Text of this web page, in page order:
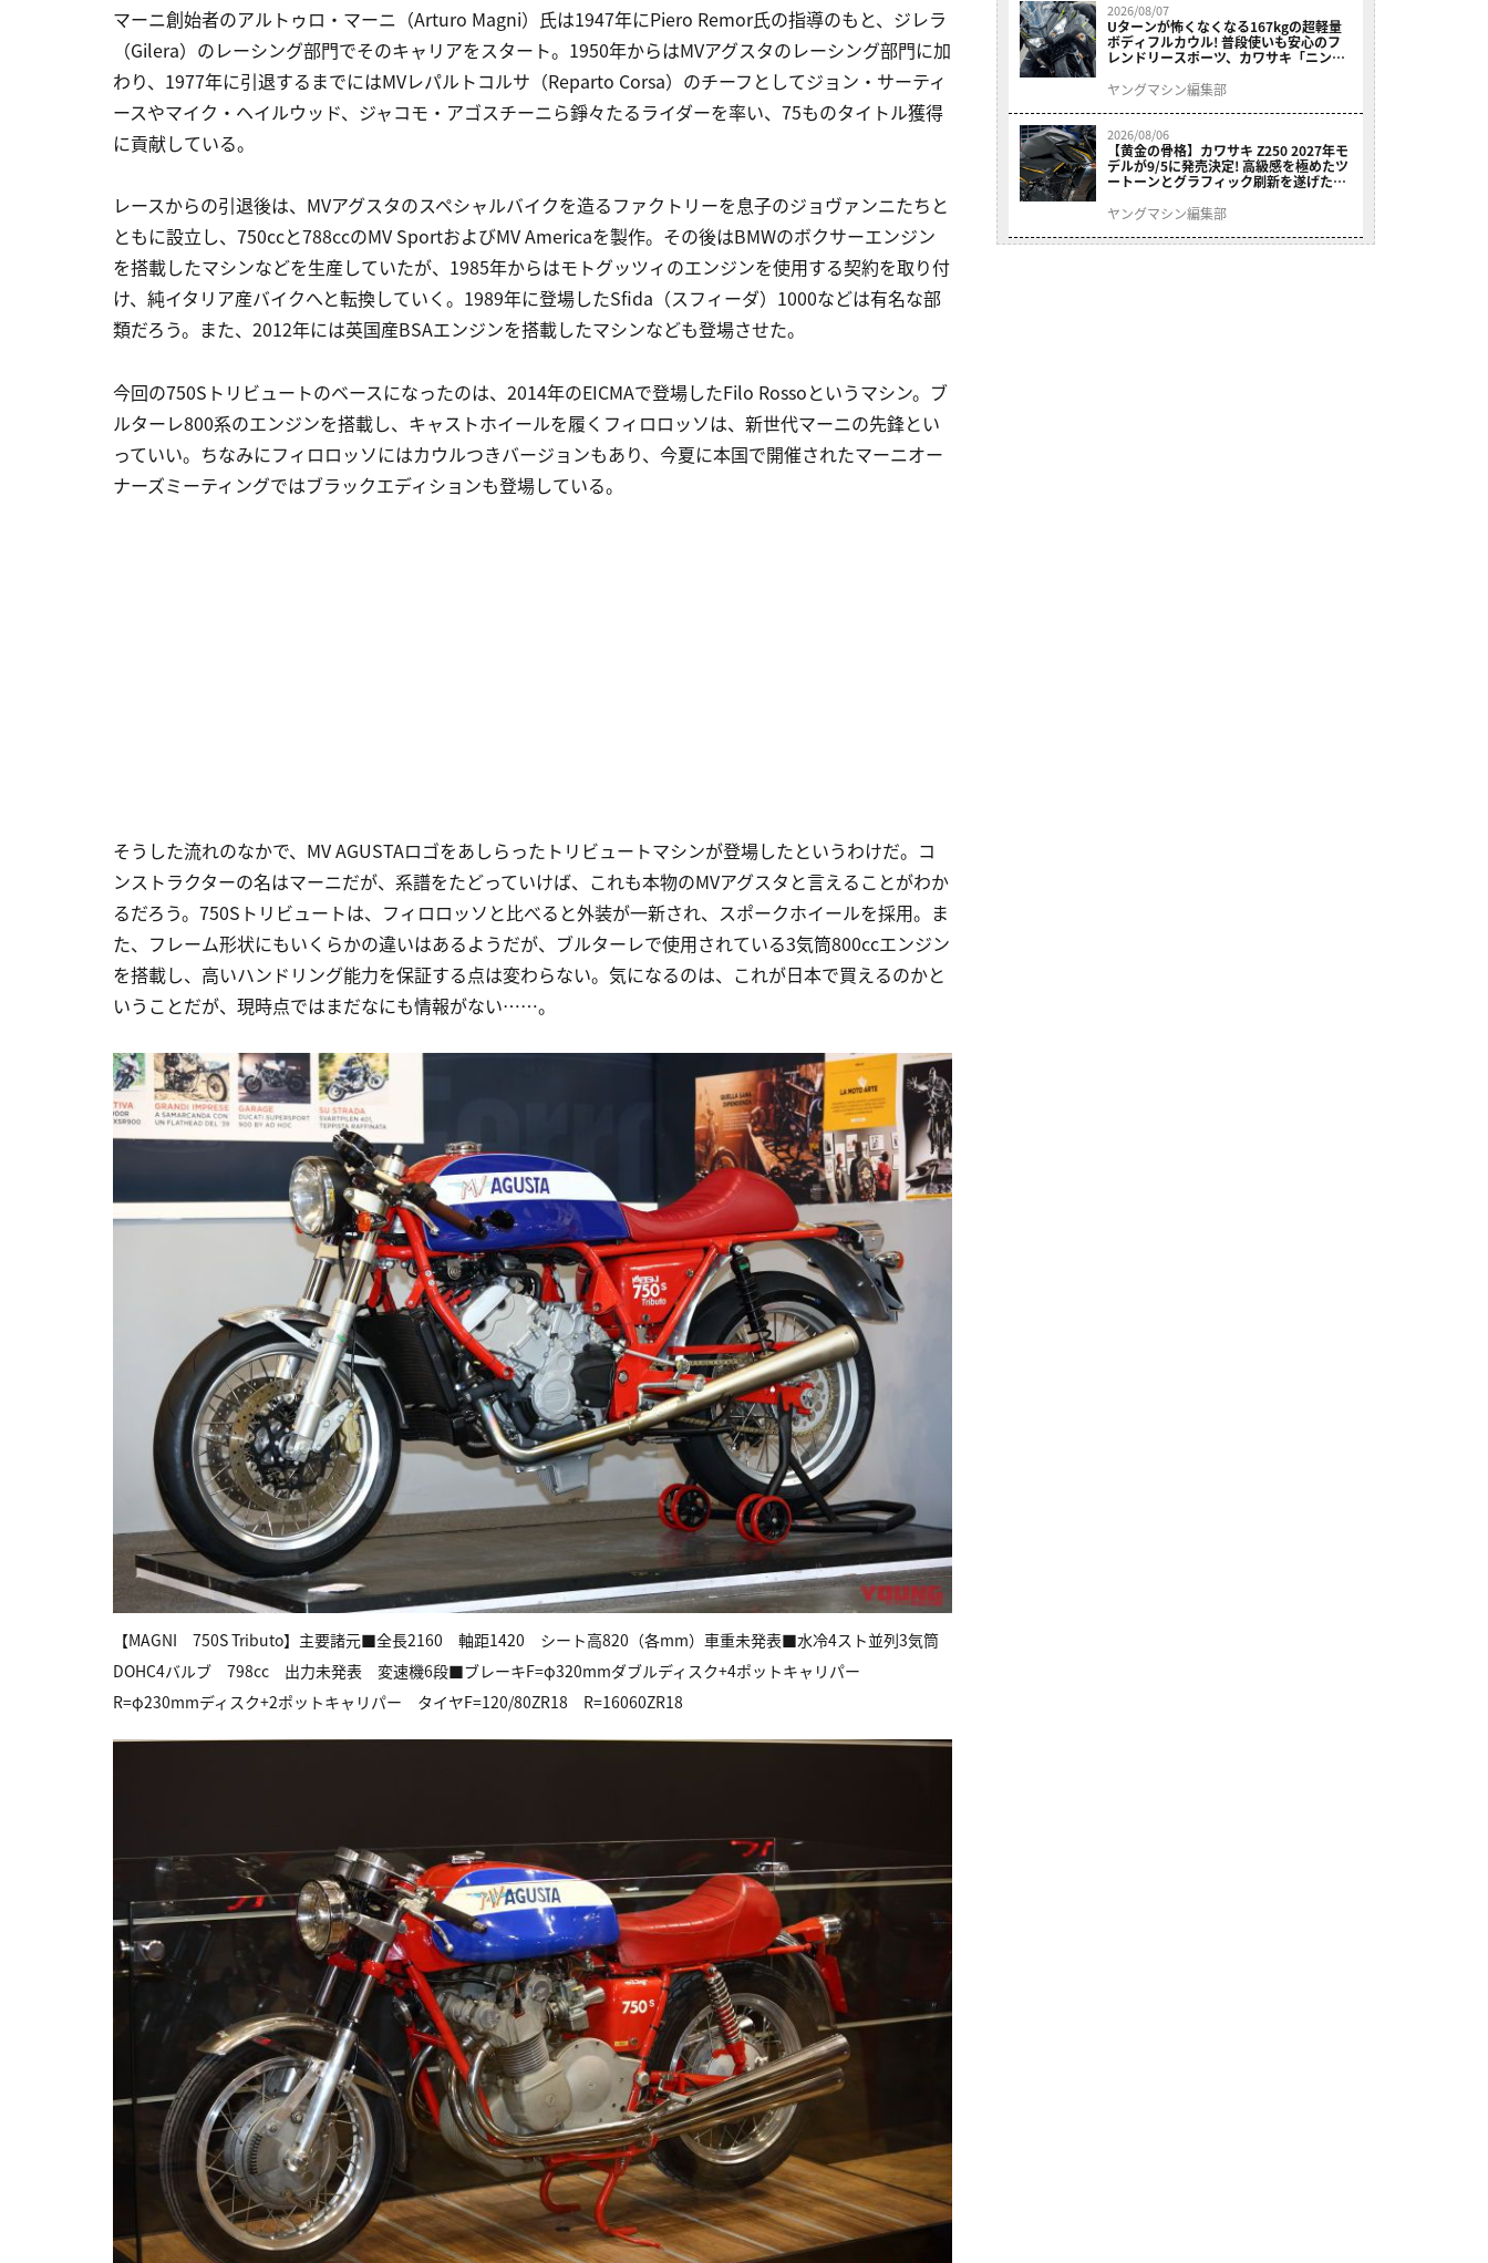
マーニ創始者のアルトゥロ・マーニ（Arturo Magni）氏は1947年にPiero Remor氏の指導のもと、ジレラ
（Gilera）のレーシング部門でそのキャリアをスタート。1950年からはMVアグスタのレーシング部門に加
わり、1977年に引退するまでにはMVレパルトコルサ（Reparto Corsa）のチーフとしてジョン・サーティ
ースやマイク・ヘイルウッド、ジャコモ・アゴスチーニら錚々たるライダーを率い、75ものタイトル獲得
に貢献している。
レースからの引退後は、MVアグスタのスペシャルバイクを造るファクトリーを息子のジョヴァンニたちと
ともに設立し、750ccと788ccのMV SportおよびMV Americaを製作。その後はBMWのボクサーエンジン
を搭載したマシンなどを生産していたが、1985年からはモトグッツィのエンジンを使用する契約を取り付
け、純イタリア産バイクへと転換していく。1989年に登場したSfida（スフィーダ）1000などは有名な部
類だろう。また、2012年には英国産BSAエンジンを搭載したマシンなども登場させた。
今回の750Sトリビュートのベースになったのは、2014年のEICMAで登場したFilo Rossoというマシン。ブ
ルターレ800系のエンジンを搭載し、キャストホイールを履くフィロロッソは、新世代マーニの先鋒とい
っていい。ちなみにフィロロッソにはカウルつきバージョンもあり、今夏に本国で開催されたマーニオー
ナーズミーティングではブラックエディションも登場している。
そうした流れのなかで、MV AGUSTAロゴをあしらったトリビュートマシンが登場したというわけだ。コ
ンストラクターの名はマーニだが、系譜をたどっていけば、これも本物のMVアグスタと言えることがわか
るだろう。750Sトリビュートは、フィロロッソと比べると外装が一新され、スポークホイールを採用。ま
た、フレーム形状にもいくらかの違いはあるようだが、ブルターレで使用されている3気筒800ccエンジン
を搭載し、高いハンドリング能力を保証する点は変わらない。気になるのは、これが日本で買えるのかと
いうことだが、現時点ではまだなにも情報がない……。
【MAGNI 750S Tributo】主要諸元■全長2160 軸距1420 シート高820（各mm）車重未発表■水冷4スト並列3気筒
DOHC4バルブ 798cc 出力未発表 変速機6段■ブレーキF=φ320mmダブルディスク+4ポットキャリパー
R=φ230mmディスク+2ポットキャリパー タイヤF=120/80ZR18 R=16060ZR18
2026/08/07
Uターンが怖くなくなる167kgの超軽量
ボディフルカウル! 普段使いも安心のフ
レンドリースポーツ、カワサキ「ニンジ
9/5発売
ヤングマシン編集部
2026/08/06
【黄金の骨格】カワサキ Z250 2027年モ
デルが9/5に発売決定! 高級感を極めたツ
ートーンとグラフィック刷新を遂げた本
ヤングマシン編集部